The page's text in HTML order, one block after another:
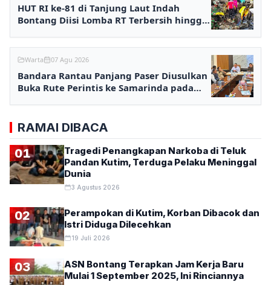
HUT RI ke-81 di Tanjung Laut Indah
Bontang Diisi Lomba RT Terbersih hingga
Warta 07 Agu 2026
Bandara Rantau Panjang Paser Diusulkan
Buka Rute Perintis ke Samarinda pada
RAMAI DIBACA
01
Tragedi Penangkapan Narkoba di Teluk
Pandan Kutim, Terduga Pelaku Meninggal
Dunia
3 Agustus 2026
02
Perampokan di Kutim, Korban Dibacok dan
Istri Diduga Dilecehkan
19 Juli 2026
03
ASN Bontang Terapkan Jam Kerja Baru
Mulai 1 September 2025, Ini Rinciannya